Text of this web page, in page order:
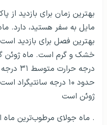
بهترین زمان برای بازدید از
مایل به سفر هستید، دارد.
بهترین فصل برای بازدید
خشک و گرم است. ماه ژوئن
درجه
ژوئن است